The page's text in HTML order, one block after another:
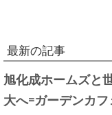
最新の記事
旭化成ホームズと
大へ=ガーデンカ